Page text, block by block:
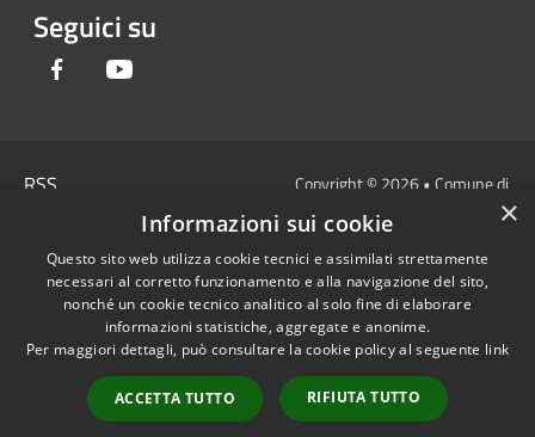
Seguici su
Facebook
RSS
Cookie
Mappa del sito
DICHIARAZIONE DI
ACCESSIBILITA'
Privacy: allegati
OBIETTIVI DI
Copyright © 2026 • Comune di
Castell'Arquato • Powered by
redazione
×
Informazioni sui cookie
Questo sito web utilizza cookie tecnici e assimilati strettamente
necessari al corretto funzionamento e alla navigazione del sito,
nonché un cookie tecnico analitico al solo fine di elaborare
informazioni statistiche, aggregate e anonime.
Per maggiori dettagli, può consultare la cookie policy al seguente link
ACCETTA TUTTO RIFIUTA TUTTO